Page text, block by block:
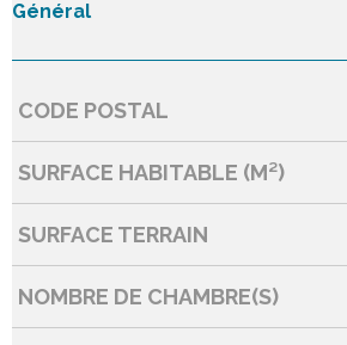
Général
Caractérisque Valeurs
CODE POSTAL
SURFACE HABITABLE (M²)
SURFACE TERRAIN
NOMBRE DE CHAMBRE(S)